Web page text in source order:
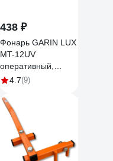
438 ₽
Фонарь GARIN LUX
MT-12UV
оперативный,
ультрафиолетовый
4.7(9)